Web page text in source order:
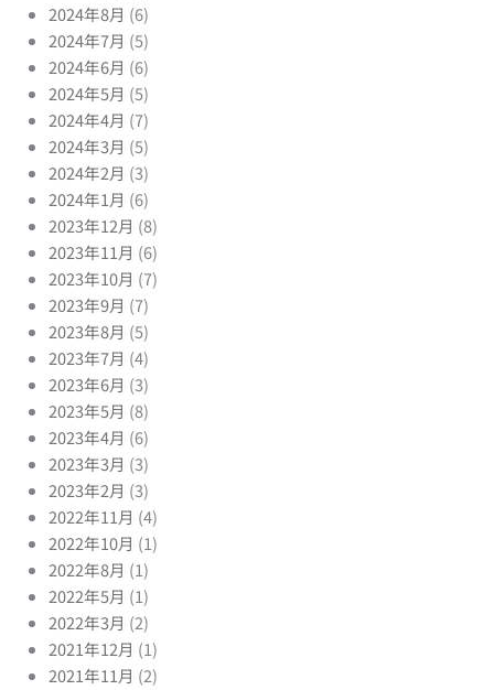
2024年8月 (6)
2024年7月 (5)
2024年6月 (6)
2024年5月 (5)
2024年4月 (7)
2024年3月 (5)
2024年2月 (3)
2024年1月 (6)
2023年12月 (8)
2023年11月 (6)
2023年10月 (7)
2023年9月 (7)
2023年8月 (5)
2023年7月 (4)
2023年6月 (3)
2023年5月 (8)
2023年4月 (6)
2023年3月 (3)
2023年2月 (3)
2022年11月 (4)
2022年10月 (1)
2022年8月 (1)
2022年5月 (1)
2022年3月 (2)
2021年12月 (1)
2021年11月 (2)